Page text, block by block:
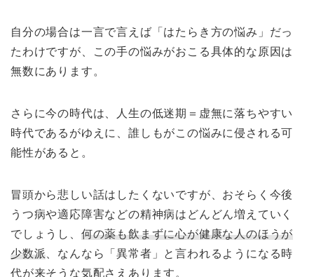
自分の場合は一言で言えば「はたらき方の悩み」だっ
たわけですが、この手の悩みがおこる具体的な原因は
無数にあります。
さらに今の時代は、人生の低迷期＝虚無に落ちやすい
時代であるがゆえに、誰しもがこの悩みに侵される可
能性があると。
冒頭から悲しい話はしたくないですが、おそらく今後
うつ病や適応障害などの精神病はどんどん増えていく
でしょうし、 何の薬も飲まずに心が健康な人のほうが
少数派 、なんなら「異常者」と言われるようになる時
代が来そうな気配さえあります。